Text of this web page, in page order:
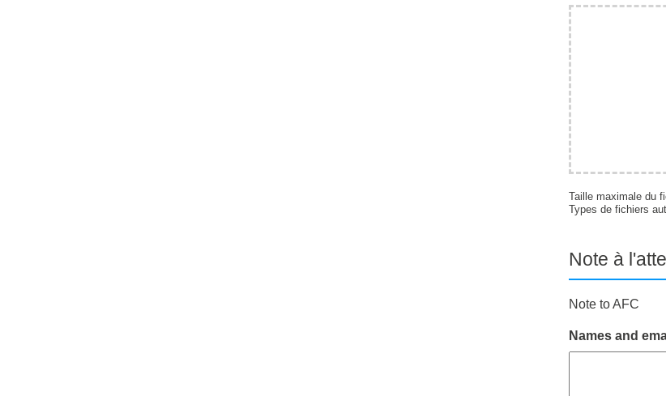
Taille maximale du
Types de fichiers
Note à
Note to AFC
Names and